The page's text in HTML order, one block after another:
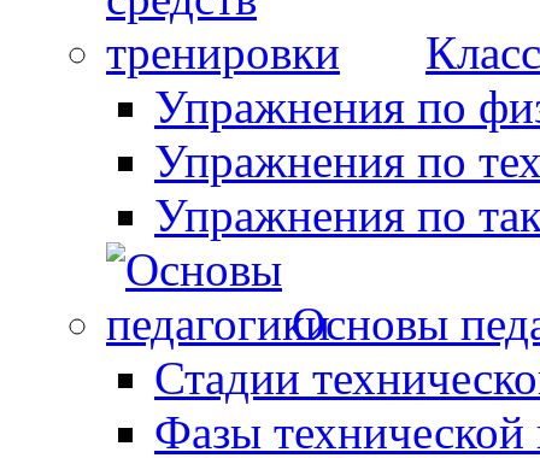
Упражнения по
Упражнения по
Упражнения по
Основы
Стадии
Фазы технической